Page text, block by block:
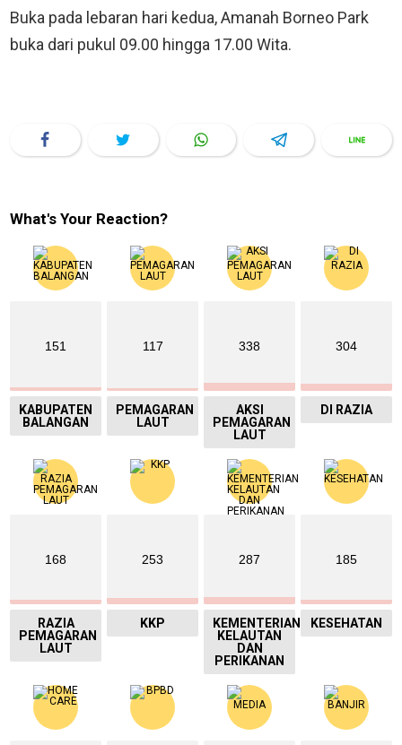
Buka pada lebaran hari kedua, Amanah Borneo Park
buka dari pukul 09.00 hingga 17.00 Wita.
What's Your Reaction?
151
KABUPATEN
BALANGAN
117
PEMAGARAN
LAUT
338
AKSI
PEMAGARAN
LAUT
304
DI RAZIA
168
RAZIA
PEMAGARAN
LAUT
253
KKP
287
KEMENTERIAN
KELAUTAN
DAN
PERIKANAN
185
KESEHATAN